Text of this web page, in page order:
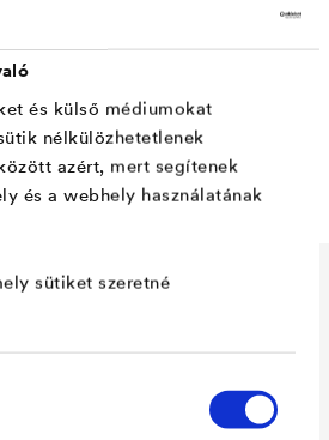
és külső médiumokat
nélkülözhetetlenek
azért, mert segítenek
és a webhely használatának
sütiket szeretné
során hosszan bedolgozható
sárgulási hajlam
tartalom